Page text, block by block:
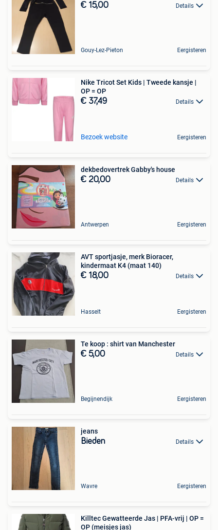
€ 15,00 Details
Gouy-Lez-Pieton Eergisteren
Nike Tricot Set Kids | Tweede kansje |
OP = OP
€ 37,49 Details
Bezoek website Eergisteren
dekbedovertrek Gabby's house
€ 20,00 Details
Antwerpen Eergisteren
AVT sportjasje, merk Bioracer,
kindermaat K4 (maat 140)
€ 18,00 Details
Hasselt Eergisteren
Te koop : shirt van Manchester
€ 5,00 Details
Begijnendijk Eergisteren
jeans
Bieden Details
Wavre Eergisteren
Killtec Gewatteerde Jas | PFA-vrij | OP =
OP (meisjes jas)